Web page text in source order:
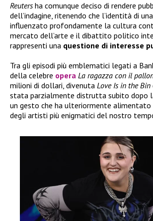
Reutersha comunque deciso di rendere
dell’indagine, ritenendo che l’identità di
influenzato profondamente la cultura
mercato dell’arte e il dibattito politico
rappresenti una questione di interesse
Tra gli episodi più emblematici legati a
della celebre opera La ragazza con il
milioni di dollari, divenuta Love Is in the Bin
stata parzialmente distrutta subito dopo
un gesto che ha ulteriormente
degli artisti più enigmatici del nostro